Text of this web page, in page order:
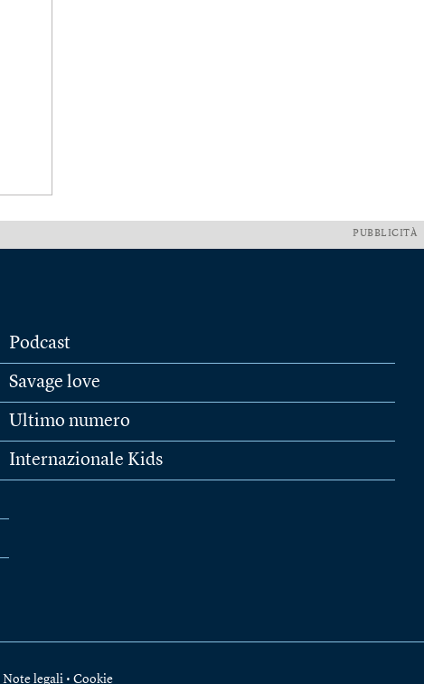
PUBBLICITÀ
Podcast
Savage love
Ultimo numero
Internazionale Kids
Note legali • Cookie